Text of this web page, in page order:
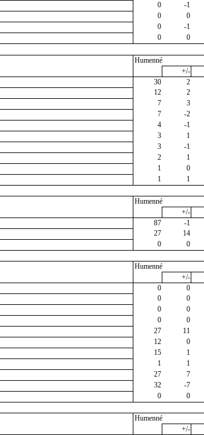
0 -1
0 0
0 -1
0 0
Humenné
+/-
30 2
12 2
7 3
7 -2
4 -1
3 1
3 -1
2 1
1 0
1 1
Humenné
+/-
87 -1
27 14
0 0
Humenné
+/-
0 0
0 0
0 0
0 0
27 11
12 0
15 1
1 1
27 7
32 -7
0 0
Humenné
+/-